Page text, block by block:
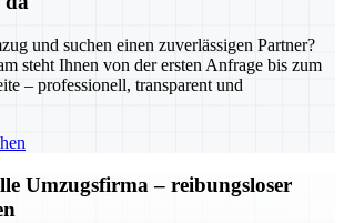
und suchen einen zuverlässigen Partner?
steht Ihnen von der ersten Anfrage bis zum
– professionell, transparent und
Umzugsfirma – reibungsloser